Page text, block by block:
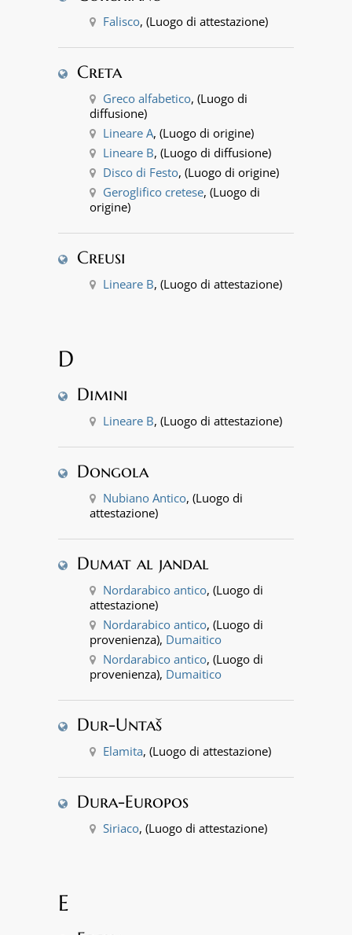
Falisco, (Luogo di attestazione)
Creta
Greco alfabetico, (Luogo di
diffusione)
Lineare A, (Luogo di origine)
Lineare B, (Luogo di diffusione)
Disco di Festo, (Luogo di origine)
Geroglifico cretese, (Luogo di
origine)
Creusi
Lineare B, (Luogo di attestazione)
D
Dimini
Lineare B, (Luogo di attestazione)
Dongola
Nubiano Antico, (Luogo di
attestazione)
Dumat al jandal
Nordarabico antico, (Luogo di
attestazione)
Nordarabico antico, (Luogo di
provenienza), Dumaitico
Nordarabico antico, (Luogo di
provenienza), Dumaitico
Dur-Untaš
Elamita, (Luogo di attestazione)
Dura-Europos
Siriaco, (Luogo di attestazione)
E